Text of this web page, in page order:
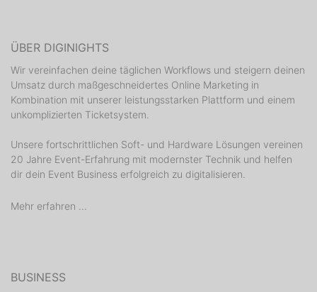
ÜBER DIGINIGHTS
Wir vereinfachen deine täglichen Workflows und steigern deinen
Umsatz durch maßgeschneidertes Online Marketing in
Kombination mit unserer leistungsstarken Plattform und einem
unkomplizierten Ticketsystem.
Unsere fortschrittlichen Soft- und Hardware Lösungen vereinen
20 Jahre Event-Erfahrung mit modernster Technik und helfen
dir dein Event Business erfolgreich zu digitalisieren.
Mehr erfahren ...
BUSINESS